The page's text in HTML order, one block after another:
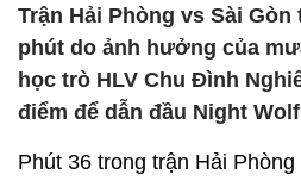
Trận Hải Phòng vs Sài
phút do ảnh hưởng của
học trò HLV Chu Đình
điểm để dẫn đầu Night
Phút 36 trong trận Hải